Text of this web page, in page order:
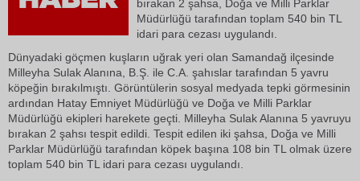
bırakan 2 şahsa, Doğa ve Milli Parklar
Müdürlüğü tarafından toplam 540 bin TL
idari para cezası uygulandı.
Dünyadaki göçmen kuşların uğrak yeri olan Samandağ ilçesinde
Milleyha Sulak Alanına, B.Ş. ile C.A. şahıslar tarafından 5 yavru
köpeğin bırakılmıştı. Görüntülerin sosyal medyada tepki görmesinin
ardından Hatay Emniyet Müdürlüğü ve Doğa ve Milli Parklar
Müdürlüğü ekipleri harekete geçti. Milleyha Sulak Alanına 5 yavruyu
bırakan 2 şahsı tespit edildi. Tespit edilen iki şahsa, Doğa ve Milli
Parklar Müdürlüğü tarafından köpek başına 108 bin TL olmak üzere
toplam 540 bin TL idari para cezası uygulandı.